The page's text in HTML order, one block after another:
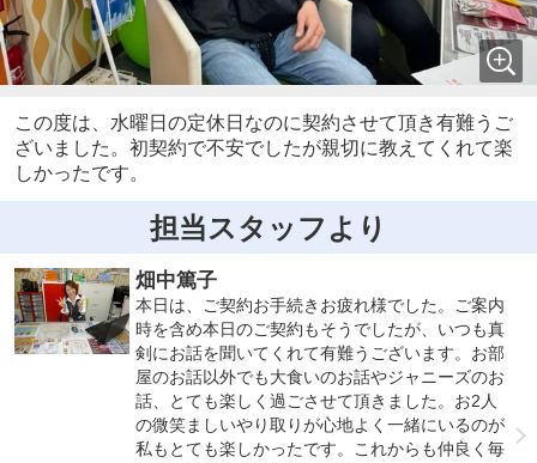
この度は、水曜日の定休日なのに契約させて頂き有難うご
ざいました。初契約で不安でしたが親切に教えてくれて楽
しかったです。
担当スタッフより
畑中篤子
本日は、ご契約お手続きお疲れ様でした。ご案内
時を含め本日のご契約もそうでしたが、いつも真
剣にお話を聞いてくれて有難うございます。お部
屋のお話以外でも大食いのお話やジャニーズのお
話、とても楽しく過ごさせて頂きました。お2人
の微笑ましいやり取りが心地よく一緒にいるのが
私もとても楽しかったです。これからも仲良く毎